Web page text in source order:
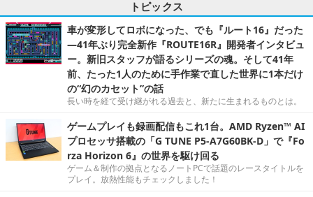
トピックス
車が変形してロボになった、でも『ルート16』だった
―41年ぶり完全新作『ROUTE16R』開発者インタビュ
ー。新旧スタッフが語るシリーズの魂。そして41年
前、たった1人のために手作業で直した世界に1本だけ
の“幻のカセット”の話
長い時を経て受け継がれる過去と、新たに生まれるものとは。
ゲームプレイも録画配信もこれ1台。AMD Ryzen™ AI
プロセッサ搭載の「G TUNE P5-A7G60BK-D」で『Fo
rza Horizon 6』の世界を駆け回る
ゲーム＆制作の拠点となるノートPCで話題のレースタイトルを
プレイ。放熱性能もチェックしました！